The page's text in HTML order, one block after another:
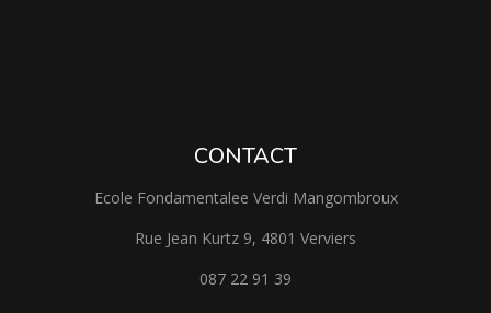
CONTACT
Ecole Fondamentalee Verdi Mangombroux
Rue Jean Kurtz 9, 4801 Verviers
087 22 91 39